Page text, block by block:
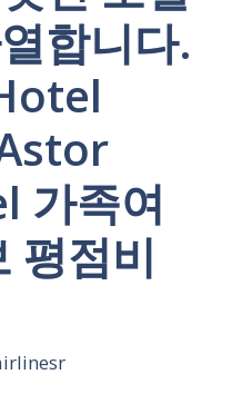
합니다.
가족여
평점비